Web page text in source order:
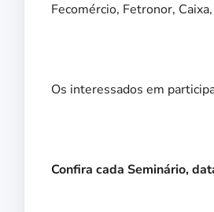
Fecomércio, Fetronor,
Os interessados em
Confira cada Seminário,